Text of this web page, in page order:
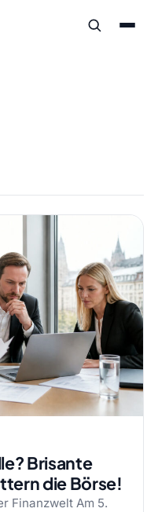
Brisante
die Börse!
Finanzwelt Am 5.